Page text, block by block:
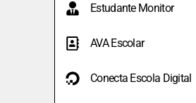
Estudante Monitor
AVA Escolar
Conecta Escola Digital